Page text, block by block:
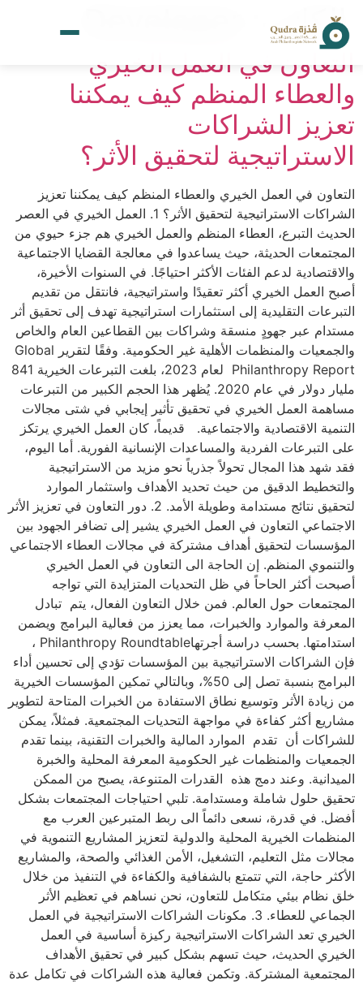
الكاتب:
التعاون في العمل الخيري
والعطاء المنظم كيف يمكننا
تعزيز الشراكات
الاستراتيجية لتحقيق الأثر؟
التعاون في العمل الخيري والعطاء المنظم كيف يمكننا تعزيز
الشراكات الاستراتيجية لتحقيق الأثر؟ 1. العمل الخيري في العصر
الحديث التبرع، العطاء المنظم والعمل الخيري هم جزء حيوي من
المجتمعات الحديثة، حيث يساعدوا في معالجة القضايا الاجتماعية
والاقتصادية لدعم الفئات الأكثر احتياجًا. في السنوات الأخيرة،
أصبح العمل الخيري أكثر تعقيدًا واستراتيجية، فانتقل من تقديم
التبرعات التقليدية إلى استثمارات استراتيجية تهدف إلى تحقيق أثر
مستدام عبر جهودٍ منسقة وشراكات بين القطاعين العام والخاص
والجمعيات والمنظمات الأهلية غير الحكومية. وفقًا لتقرير Global
Philanthropy Report لعام 2023، بلغت التبرعات الخيرية 841
مليار دولار في عام 2020. يُظهر هذا الحجم الكبير من التبرعات
مساهمة العمل الخيري في تحقيق تأثير إيجابي في شتى مجالات
التنمية الاقتصادية والاجتماعية. قديماً، كان العمل الخيري يرتكز
على التبرعات الفردية والمساعدات الإنسانية الفورية. أما اليوم،
فقد شهد هذا المجال تحولاً جذرياً نحو مزيد من الاستراتيجية
والتخطيط الدقيق من حيث تحديد الأهداف واستثمار الموارد
لتحقيق نتائج مستدامة وطويلة الأمد. 2. دور التعاون في تعزيز الأثر
الاجتماعي التعاون في العمل الخيري يشير إلى تضافر الجهود بين
المؤسسات لتحقيق أهداف مشتركة في مجالات العطاء الاجتماعي
والتنموي المنظم. إن الحاجة الى التعاون في العمل الخيري
أصبحت أكثر الحاحاً في ظل التحديات المتزايدة التي تواجه
المجتمعات حول العالم. فمن خلال التعاون الفعال، يتم تبادل
المعرفة والموارد والخبرات، مما يعزز من فعالية البرامج ويضمن
استدامتها. بحسب دراسة أجرتهاPhilanthropy Roundtable ،
فإن الشراكات الاستراتيجية بين المؤسسات تؤدي إلى تحسين أداء
البرامج بنسبة تصل إلى 50%، وبالتالي تمكين المؤسسات الخيرية
من زيادة الأثر وتوسيع نطاق الاستفادة من الخبرات المتاحة لتطوير
مشاريع أكثر كفاءة في مواجهة التحديات المجتمعية. فمثلاً، يمكن
للشراكات أن تقدم الموارد المالية والخبرات التقنية، بينما تقدم
الجمعيات والمنظمات غير الحكومية المعرفة المحلية والخبرة
الميدانية. وعند دمج هذه القدرات المتنوعة، يصبح من الممكن
تحقيق حلول شاملة ومستدامة. تلبي احتياجات المجتمعات بشكل
أفضل. في قدرة، نسعى دائماً الى ربط المتبرعين العرب مع
المنظمات الخيرية المحلية والدولية لتعزيز المشاريع التنموية في
مجالات مثل التعليم، التشغيل، الأمن الغذائي والصحة، والمشاريع
الأكثر حاجة، التي تتمتع بالشفافية والكفاءة في التنفيذ من خلال
خلق نظام بيئي متكامل للتعاون، نحن نساهم في تعظيم الأثر
الجماعي للعطاء. 3. مكونات الشراكات الاستراتيجية في العمل
الخيري تعد الشراكات الاستراتيجية ركيزة أساسية في العمل
الخيري الحديث، حيث تسهم بشكل كبير في تحقيق الأهداف
المجتمعية المشتركة. وتكمن فعالية هذه الشراكات في تكامل عدة